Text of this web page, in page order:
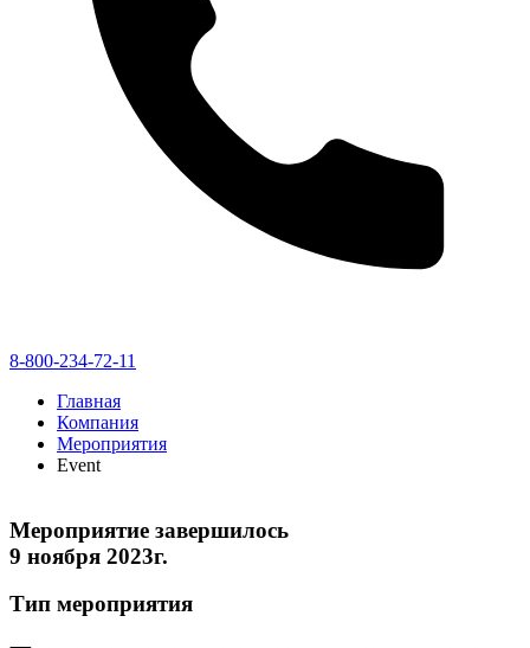
8-800-234-72-11
Главная
Компания
Мероприятия
Event
Мероприятие завершилось
9 ноября 2023г.
Тип мероприятия